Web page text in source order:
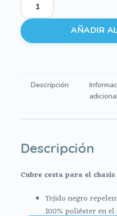
cesta
Joolz
Geo3
AÑADIR
Descripción
Descripción
Cubre cesta para el
Tejido negro
100% poliéster en